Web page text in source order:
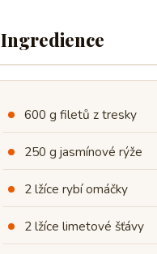
Ingredience
600 g filetů z tresky
250 g jasmínové rýže
2 lžíce rybí omáčky
2 lžíce limetové šťávy